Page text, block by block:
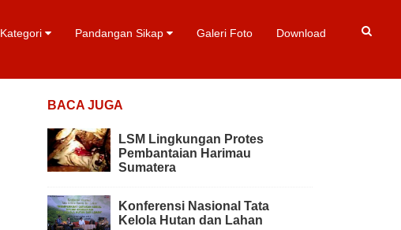
Kategori Pandangan Sikap Galeri Foto Download
BACA JUGA
LSM Lingkungan Protes
Pembantaian Harimau
Sumatera
Konferensi Nasional Tata
Kelola Hutan dan Lahan